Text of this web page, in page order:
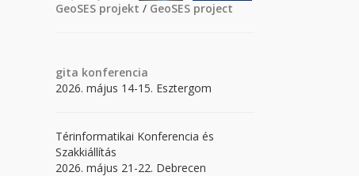
GeoSES projekt / GeoSES project
gita konferencia
2026. május 14-15. Esztergom
Térinformatikai Konferencia és
Szakkiállítás
2026. május 21-22. Debrecen